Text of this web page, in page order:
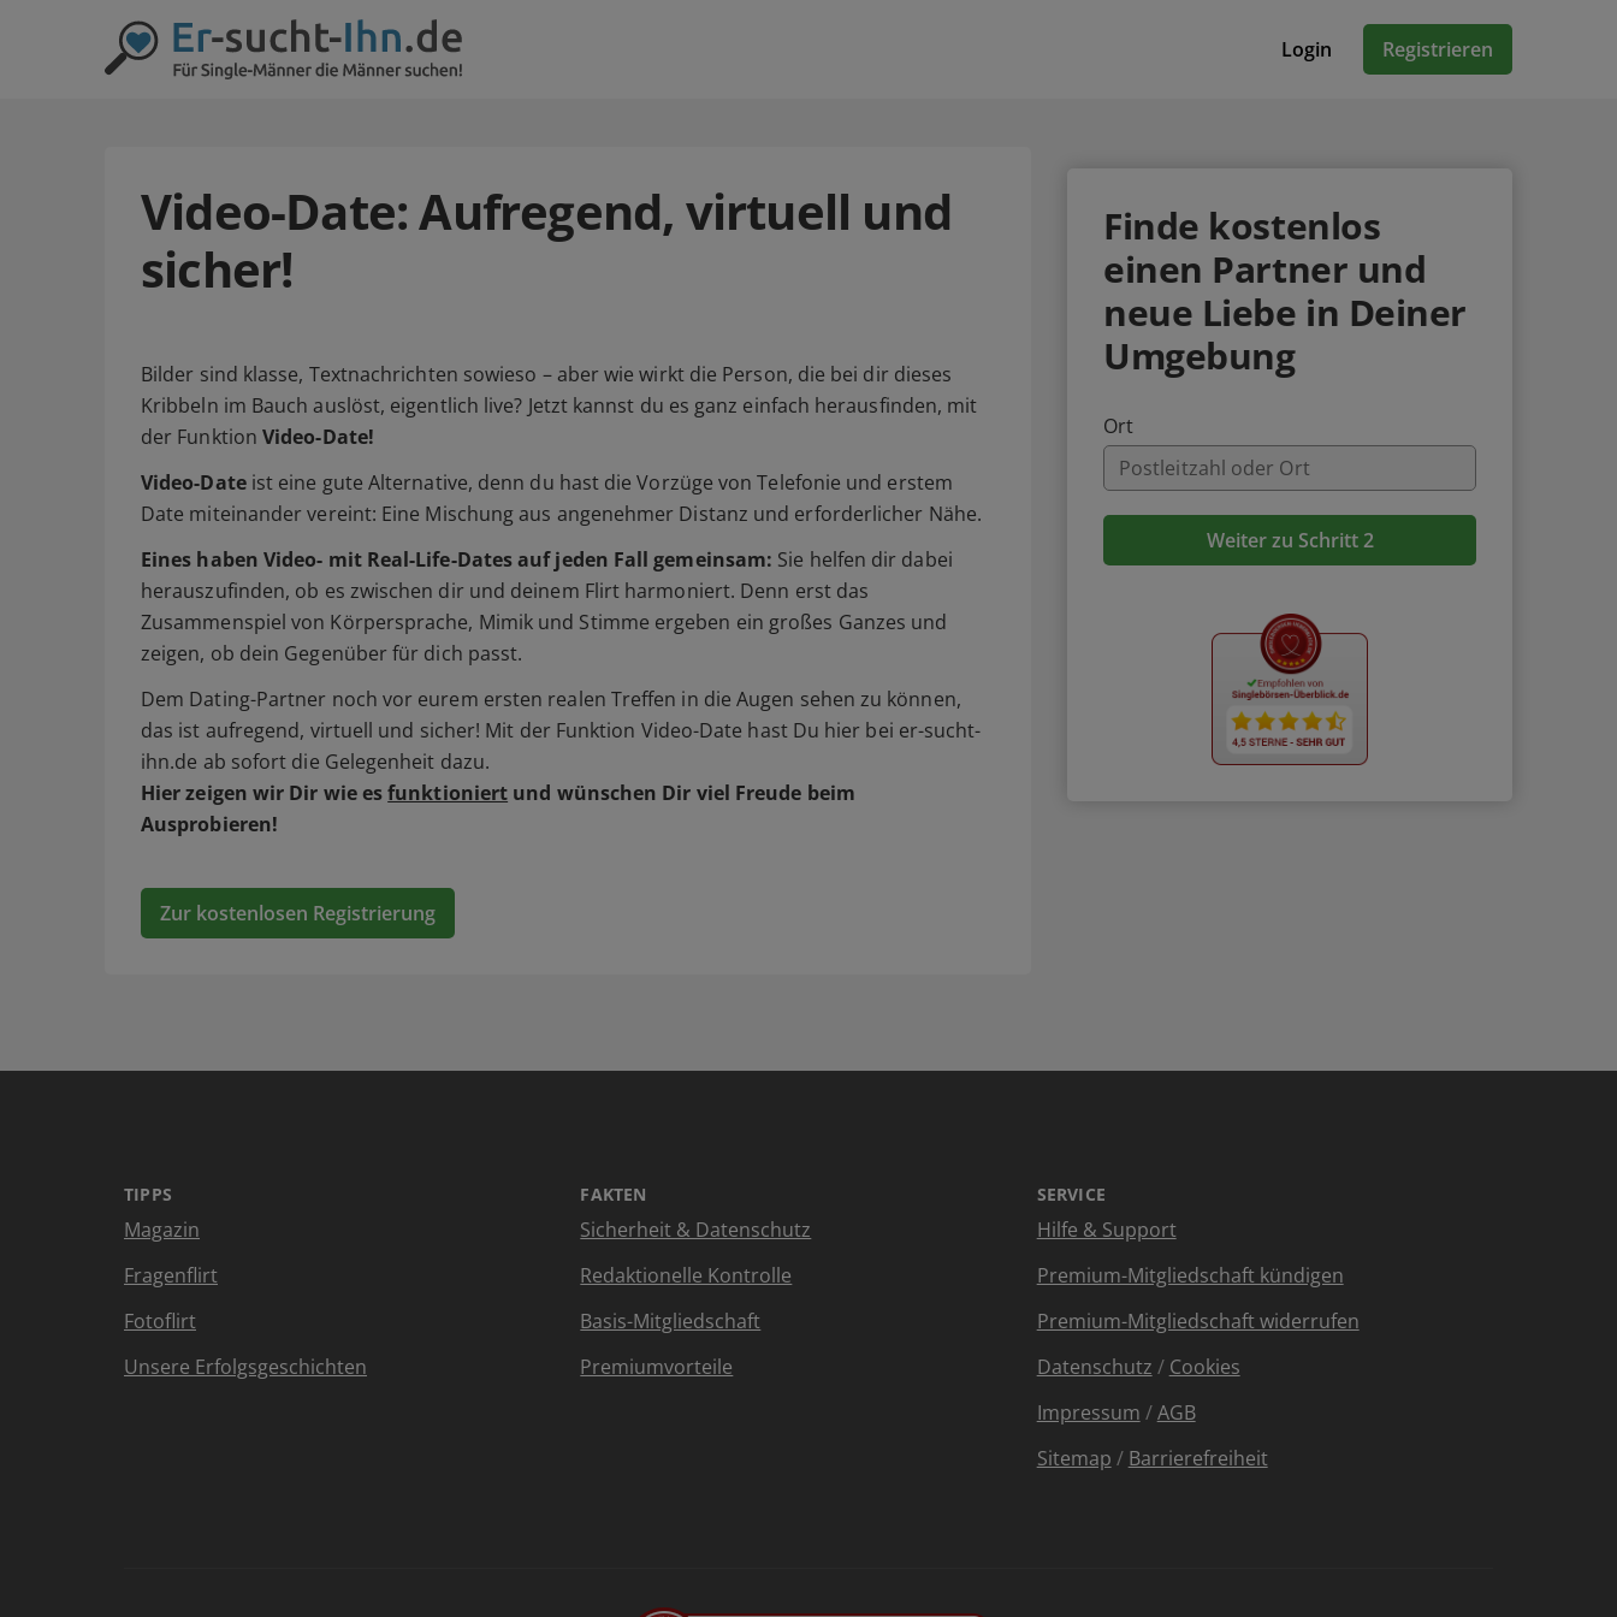
Login Registrieren
Video-Date: Aufregend, virtuell und
sicher!
Bilder sind klasse, Textnachrichten sowieso – aber wie wirkt die Person, die bei dir dieses
Kribbeln im Bauch auslöst, eigentlich live? Jetzt kannst du es ganz einfach herausfinden, mit
der FunktionVideo-Date!
Video-Dateist eine gute Alternative, denn du hast die Vorzüge von Telefonie und erstem
Date miteinander vereint: Eine Mischung aus angenehmer Distanz und erforderlicher Nähe.
Eines haben Video- mit Real-Life-Dates auf jeden Fall gemeinsam: Sie helfen dir dabei
herauszufinden, ob es zwischen dir und deinem Flirt harmoniert. Denn erst das
Zusammenspiel von Körpersprache, Mimik und Stimme ergeben ein großes Ganzes und
zeigen, ob dein Gegenüber für dich passt.
Dem Dating-Partner noch vor eurem ersten realen Treffen in die Augen sehen zu können,
das ist aufregend, virtuell und sicher! Mit der Funktion Video-Date hast Du hier bei er-sucht-
ihn.de ab sofort die Gelegenheit dazu.
Hier zeigen wir Dir wie esfunktioniert und wünschen Dir viel Freude beim
Ausprobieren!
Zur kostenlosen Registrierung
Finde kostenlos
einen Partner und
neue Liebe in Deiner
Umgebung
Ort
Weiter zu Schritt 2
TIPPS
Magazin
Fragenflirt
Fotoflirt
Unsere Erfolgsgeschichten
FAKTEN
Sicherheit & Datenschutz
Redaktionelle Kontrolle
Basis-Mitgliedschaft
Premiumvorteile
SERVICE
Hilfe & Support
Premium-Mitgliedschaft kündigen
Premium-Mitgliedschaft widerrufen
Datenschutz / Cookies
Impressum /AGB
Sitemap / Barrierefreiheit